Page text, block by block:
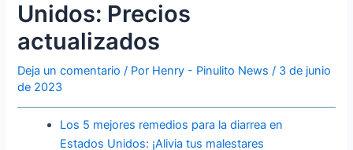
Unidos: Precios
actualizados
Deja un comentario / Por Henry - Pinulito News/ 3 de junio
de 2023
Los 5 mejores remedios para la diarrea en
Estados Unidos: ¡Alivia tus malestares